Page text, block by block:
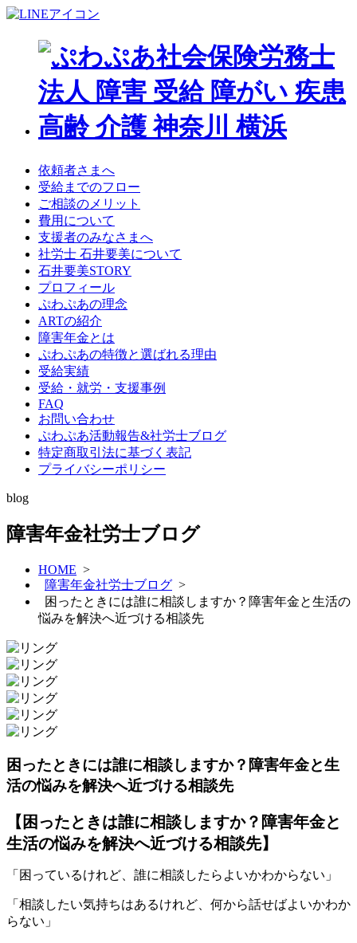
依頼者さまへ
受給までのフロー
ご相談のメリット
費用について
支援者のみなさまへ
社労士 石井要美について
石井要美STORY
プロフィール
ぷわぷあの理念
ARTの紹介
障害年金とは
ぷわぷあの特徴と選ばれる理由
受給実績
受給・就労・支援事例
FAQ
お問い合わせ
ぷわぷあ活動報告&社労士ブログ
特定商取引法に基づく表記
プライバシーポリシー
blog
障害年金社労士ブログ
HOME >
障害年金社労士ブログ >
困ったときには誰に相談しますか？障害年金と生活の
悩みを解決へ近づける相談先
困ったときには誰に相談しますか？障害年金と生
活の悩みを解決へ近づける相談先
【困ったときは誰に相談しますか？障害年金と
生活の悩みを解決へ近づける相談先】
「困っているけれど、誰に相談したらよいかわからない」
「相談したい気持ちはあるけれど、何から話せばよいかわか
らない」